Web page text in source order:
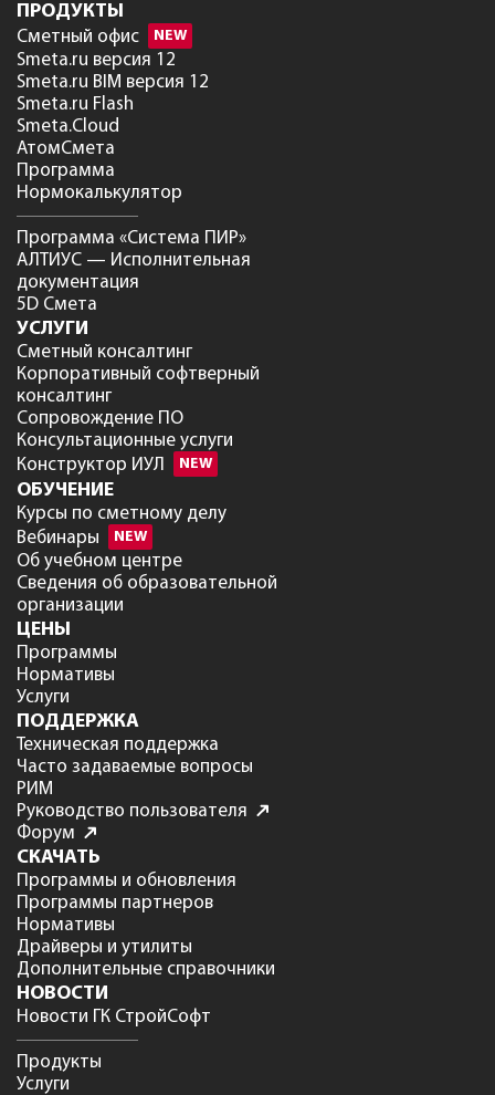
ПРОДУКТЫ
Сметный офис NEW
Smeta.ru версия 12
Smeta.ru BIM версия 12
Smeta.ru Flash
Smeta.Cloud
АтомСмета
Программа
Нормокалькулятор
Программа «Система ПИР»
АЛТИУС — Исполнительная
документация
5D Смета
УСЛУГИ
Сметный консалтинг
Корпоративный софтверный
консалтинг
Сопровождение ПО
Консультационные услуги
Конструктор ИУЛ
NEW
ОБУЧЕНИЕ
Курсы по сметному делу
Вебинары
NEW
Об учебном центре
Сведения об образовательной
организации
ЦЕНЫ
Программы
Нормативы
Услуги
ПОДДЕРЖКА
Техническая поддержка
Часто задаваемые вопросы
РИМ
Руководство пользователя
Форум
СКАЧАТЬ
Программы и обновления
Программы партнеров
Нормативы
Драйверы и утилиты
Дополнительные справочники
НОВОСТИ
Новости ГК СтройСофт
Продукты
Услуги